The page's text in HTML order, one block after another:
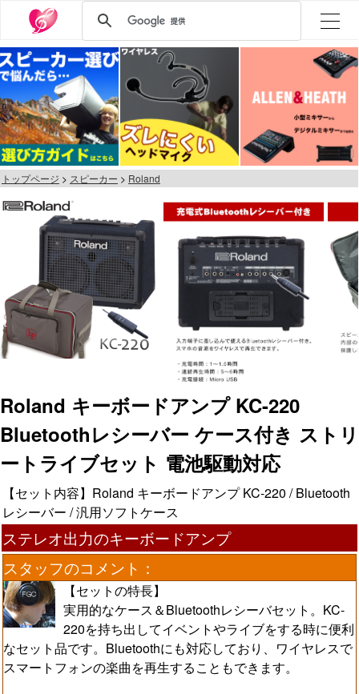
トップページ スピーカー Roland
Roland キーボードアンプ KC-220
Bluetoothレシーバー ケース付き ストリ
ートライブセット 電池駆動対応
【セット内容】Roland キーボードアンプ KC-220 / Bluetooth
レシーバー / 汎用ソフトケース
ステレオ出力のキーボードアンプ
スタッフのコメント：
【セットの特長】
実用的なケース＆Bluetoothレシーバセット。KC-
220を持ち出してイベントやライブをする時に便利
なセット品です。Bluetoothにも対応しており、ワイヤレスで
スマートフォンの楽曲を再生することもできます。